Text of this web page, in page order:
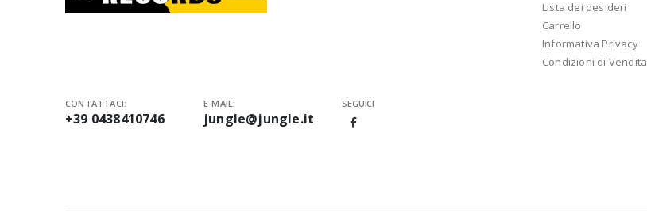
CONTATTACI:
+39 0438410746
E-MAIL:
jungle@jungle.it
SEGUICI
Lista dei desideri
Carrello
Informativa Privacy
Condizioni di Vendita